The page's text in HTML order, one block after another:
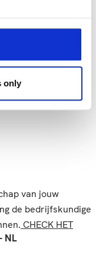
only
en
van jouw
de bedrijfskundige
CHECK HET
NL